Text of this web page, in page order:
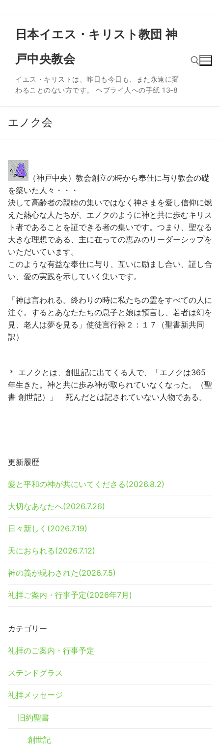
日本イエス・キリスト教団 神
戸中央教会
イエス・キリストは、昨日も今日も、また永遠に変
わることのない方です。 ヘブライ人への手紙 13‐8
エノク会
（神戸中央）教会創立の時から奉仕に与り教会の礎
を築いた人々・・・
決して高齢者の親睦の集いではなく神さまを愛し信仰に燃
えた熱心な人たちが、エノクのように神と共に歩むキリス
ト者であることを証できる者の集いです。つまり、聖なる
大きな理想である、主に在っての恵みのリーダーシップを
いただいています。
このような有益な奉仕に与り、互いに励まし合い、証し合
い、愛の実践を示していく集いです。
「神は言われる。終わりの時に私たちの霊をすべての人に
注ぐ。するとあなたたちの息子と娘は預言し、若者は幻を
見、老人は夢を見る」使徒言行禄２：１７（聖書新共同
訳）
＊ エノクとは、創世記に出てくる人で、「エノクは365
年生きた。神と共に歩み神が取られていなくなった。（聖
書 創世記）」 死んだとは記されていない人物である。
更新履歴
愛と平和の神が共にいてくださる(2026.8.2)
大切なあなたへ(2026.7.26)
日々新しく(2026.7.19)
天におられる(2026.7.12)
神の義が現わされた(2026.7.5)
礼拝ご案内・行事予定(2026年7月)
カテゴリー
礼拝のご案内・行事予定
ステンドグラス
礼拝メッセージ
旧約聖書
創世記